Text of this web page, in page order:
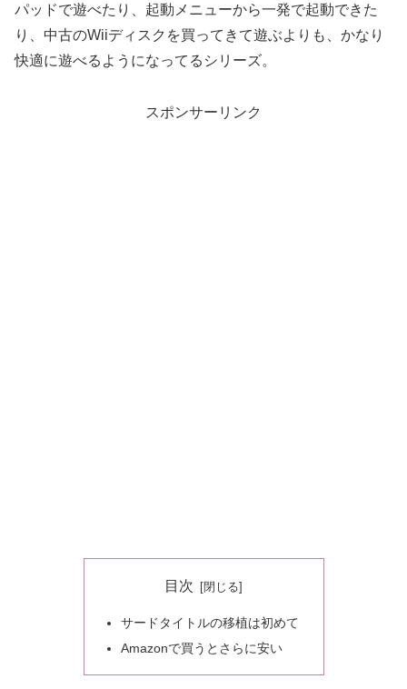
パッドで遊べたり、起動メニューから一発で起動できた
り、中古のWiiディスクを買ってきて遊ぶよりも、かなり
快適に遊べるようになってるシリーズ。
スポンサーリンク
目次
サードタイトルの移植は初めて
Amazonで買うとさらに安い